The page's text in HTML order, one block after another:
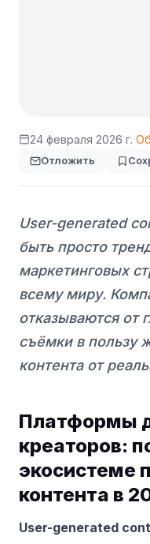
24 февраля 2026 г.·
Отложить
User-generated
быть просто
маркетинговых
всему миру.
отказываются от
съёмки в пользу
контента от
Платформы
креаторов:
экосистеме
контента в
User-generated